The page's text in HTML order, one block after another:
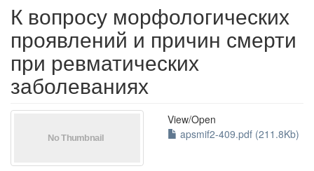
К вопросу морфологических
проявлений и причин смерти
при ревматических
заболеваниях
View/Open
apsmif2-409.pdf (211.8Kb)